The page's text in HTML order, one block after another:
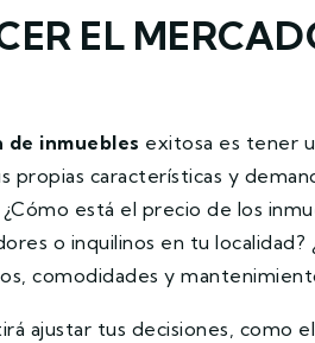
EL
de inmuebles exitosa es tener
propias características y
está el precio de los
o inquilinos en tu localidad?
comodidades y
ajustar tus decisiones, como